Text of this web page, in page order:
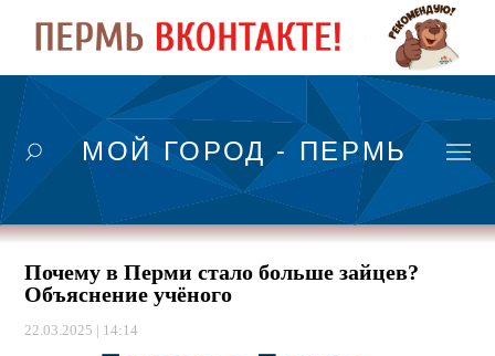
МОЙ ГОРОД - ПЕРМЬ
Почему в Перми стало больше зайцев?
Объяснение учёного
22.03.2025 | 14:14